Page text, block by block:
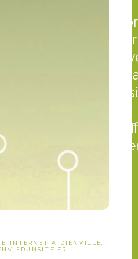
INTERNET À DIENVILLE,